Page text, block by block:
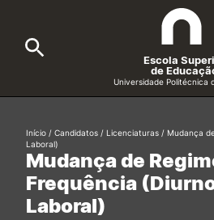
Cursos
Candidatos
Escola
de
Universidade Politécnica
Search
Formative Offer
Mudança de
Frequência
Laboral)
Início / Candidatos / Licenciaturas / Mudança
Laboral)